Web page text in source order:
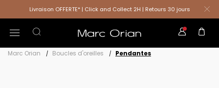
Livraison OFFERTE* | Click and Collect 2H | Retours 30 jours
Marc Orian Boucles d'oreilles Pendantes